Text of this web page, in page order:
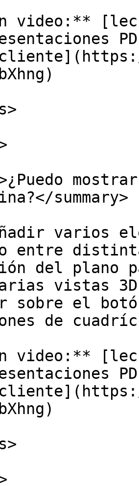
video:**
summary>
varios
entre
del plano
vistas 3D
sobre el
de
video:**